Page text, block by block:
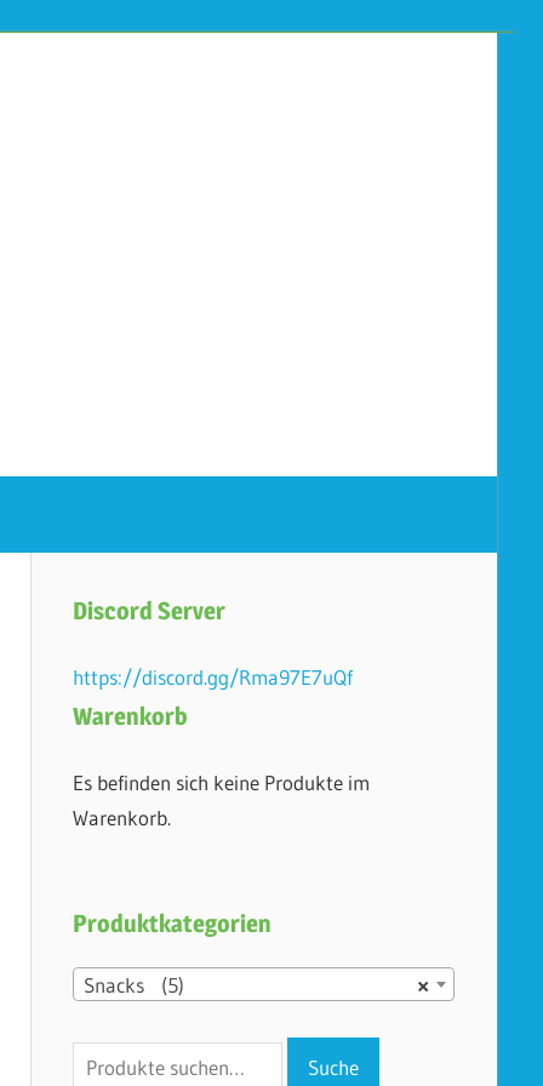
Discord Server
https://discord.gg/Rma97E7uQf
Warenkorb
Es befinden sich keine Produkte im
Warenkorb.
Produktkategorien
×
Snacks (5)
Suche